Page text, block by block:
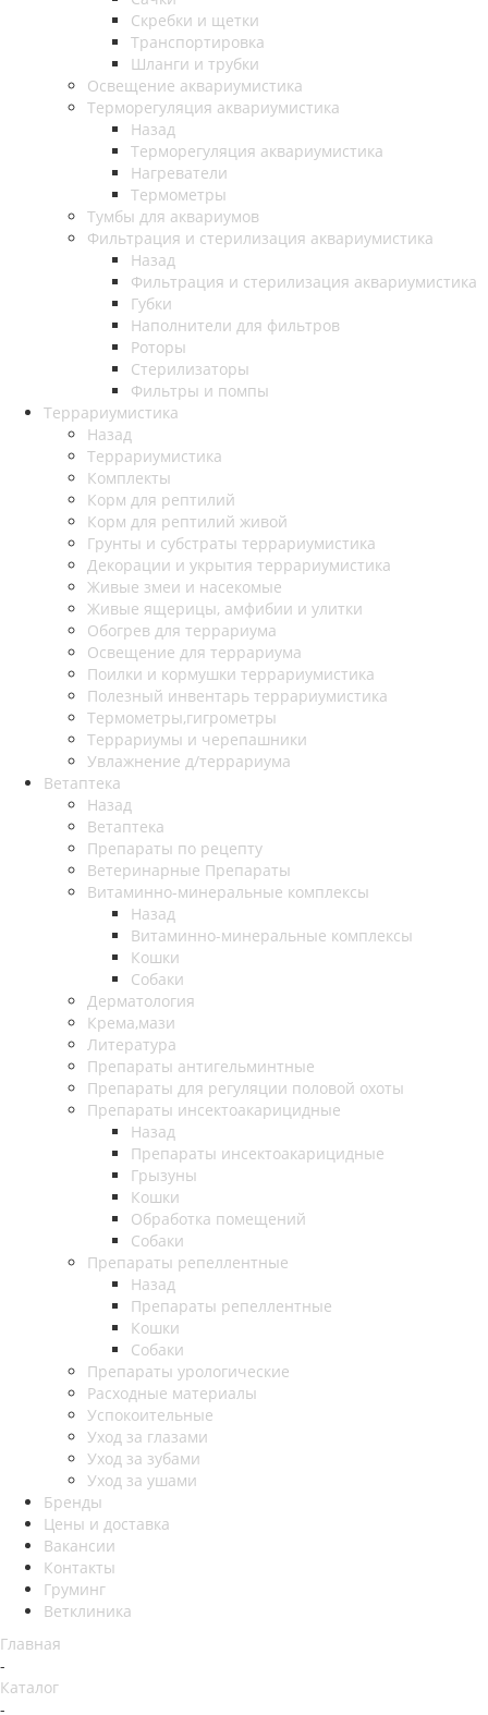
Скребки и щетки
Транспортировка
Шланги и трубки
Освещение аквариумистика
Терморегуляция аквариумистика
Назад
Терморегуляция аквариумистика
Нагреватели
Термометры
Тумбы для аквариумов
Фильтрация и стерилизация аквариумистика
Назад
Фильтрация и стерилизация аквариумистика
Губки
Наполнители для фильтров
Роторы
Стерилизаторы
Фильтры и помпы
Террариумистика
Назад
Террариумистика
Комплекты
Корм для рептилий
Корм для рептилий живой
Грунты и субстраты террариумистика
Декорации и укрытия террариумистика
Живые змеи и насекомые
Живые ящерицы, амфибии и улитки
Обогрев для террариума
Освещение для террариума
Поилки и кормушки террариумистика
Полезный инвентарь террариумистика
Термометры,гигрометры
Террариумы и черепашники
Увлажнение д/террариума
Ветаптека
Назад
Ветаптека
Препараты по рецепту
Ветеринарные Препараты
Витаминно-минеральные комплексы
Назад
Витаминно-минеральные комплексы
Кошки
Собаки
Дерматология
Крема,мази
Литература
Препараты антигельминтные
Препараты для регуляции половой охоты
Препараты инсектоакарицидные
Назад
Препараты инсектоакарицидные
Грызуны
Кошки
Обработка помещений
Собаки
Препараты репеллентные
Назад
Препараты репеллентные
Кошки
Собаки
Препараты урологические
Расходные материалы
Успокоительные
Уход за глазами
Уход за зубами
Уход за ушами
Бренды
Цены и доставка
Вакансии
Контакты
Груминг
Ветклиника
Главная
-
Каталог
-